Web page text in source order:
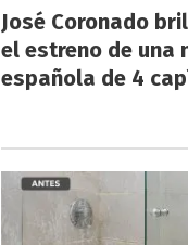
José Coronado
el estreno de una
española de 4